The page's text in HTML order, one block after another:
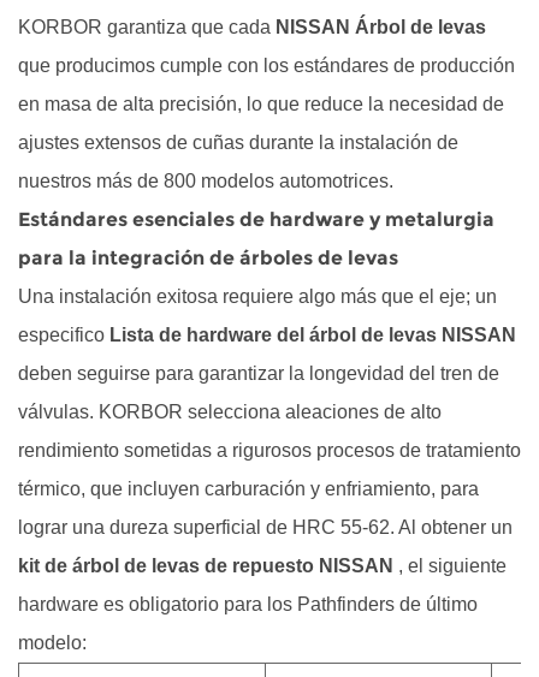
distribución
4
Validación
de
resistencia
y
rendimiento
dinámico.
4.1
Preguntas
sobre
el
sector
industrial
extremo
Referencias
KORBOR garantiza que cada NISSAN Árbol de levas
que producimos cumple con los estándares de producción
en masa de alta precisión, lo que reduce la necesidad de
ajustes extensos de cuñas durante la instalación de
nuestros más de 800 modelos automotrices.
Estándares esenciales de hardware y metalurgia
para la integración de árboles de levas
Una instalación exitosa requiere algo más que el eje; un
especifico Lista de hardware del árbol de levas NISSAN
deben seguirse para garantizar la longevidad del tren de
válvulas. KORBOR selecciona aleaciones de alto
rendimiento sometidas a rigurosos procesos de tratamiento
térmico, que incluyen carburación y enfriamiento, para
lograr una dureza superficial de HRC 55-62. Al obtener un
kit de árbol de levas de repuesto NISSAN , el siguiente
hardware es obligatorio para los Pathfinders de último
modelo: